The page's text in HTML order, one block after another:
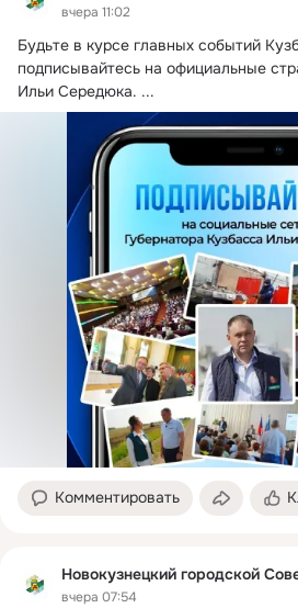
вчера 11:02
Будьте в курсе главных событий
подписывайтесь на официальные
Ильи Середюка. ...
Комментировать
вчера 07:54